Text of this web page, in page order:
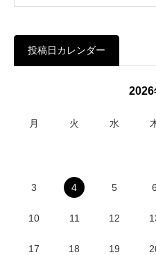
投稿日カレンダー
2026
月 火 水
3 4 5 6
10 11 12
17 18 19